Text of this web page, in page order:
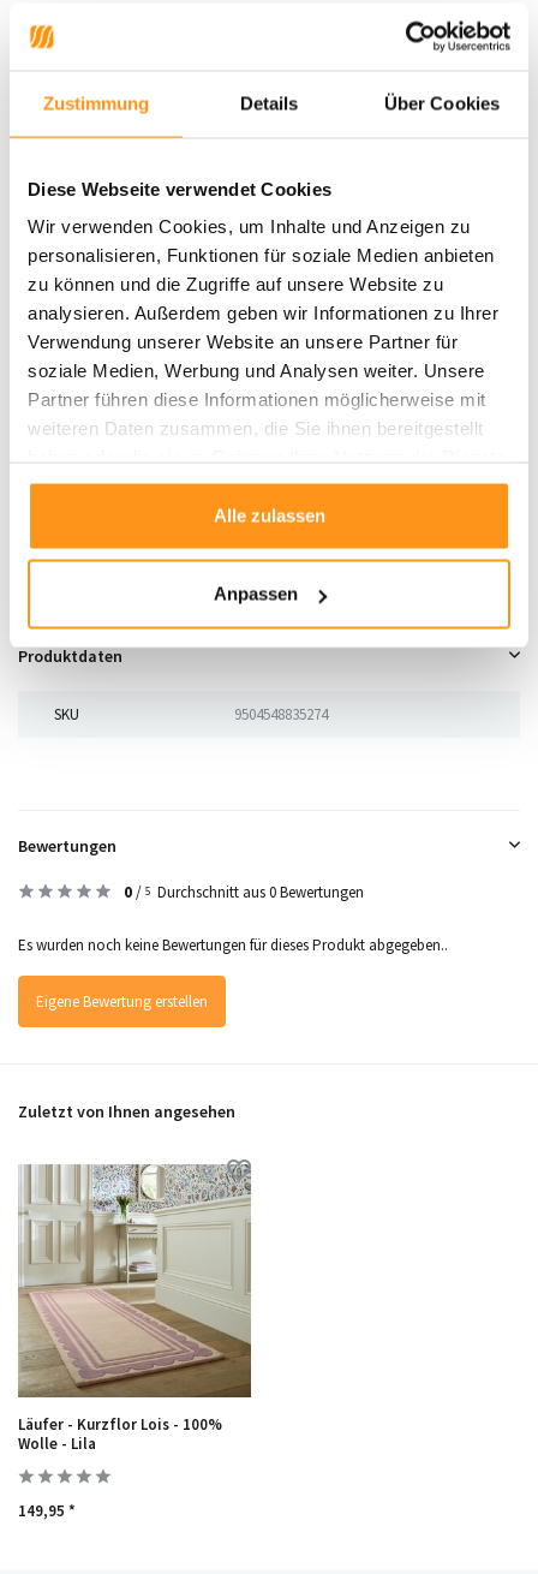
Zustimmung Details Über Cookies
Diese Webseite verwendet Cookies
Wir verwenden Cookies, um Inhalte und Anzeigen zu
personalisieren, Funktionen für soziale Medien anbieten
zu können und die Zugriffe auf unsere Website zu
analysieren. Außerdem geben wir Informationen zu Ihrer
Verwendung unserer Website an unsere Partner für
soziale Medien, Werbung und Analysen weiter. Unsere
Partner führen diese Informationen möglicherweise mit
weiteren Daten zusammen, die Sie ihnen bereitgestellt
gesammelt haben.
Alle zulassen
Anpassen
Rollen Sie den Teppich aus und lassen Sie ihn 24
Zustand zu halten, und verwenden Sie keine Bürsten, um die Fasern zu
schonen
herauszuziehen
Fleckenbehandlung:Bei Verschüttungen sofort mit einem
feuchten, weißen Tuch abtupfen – vermeiden Sie es, die Fasern zu
reiben oder zu übermäßig zu befeuchten
Rutschfeste Matte:Verwenden Sie eine rutschfeste Matte, um das
Verrutschen des Teppichs zu verhindern
Drehen:Drehen Sie den Teppich alle paar Monate, um gleichmäßige
Abnutzung und eine längere Lebensdauer zu gewährleisten
Ambiente. Mit seiner Kombination aus hochwertiger Wolle, praktischen
Bereicherung für jedes Zuhause.
Produktdaten
SKU 9504548835274
Bewertungen
0/ 5 Durchschnitt aus 0 Bewertungen
Es wurden noch keine Bewertungen für dieses Produkt abgegeben..
Eigene Bewertung erstellen
Zuletzt von Ihnen angesehen
Läufer - Kurzflor Lois - 100%
Wolle - Lila
149,95 *